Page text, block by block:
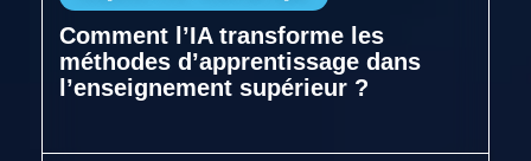
Comment l’IA transforme les
méthodes d’apprentissage dans
l’enseignement supérieur ?